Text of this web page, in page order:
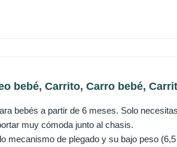
bebé, Carrito, Carro bebé,
bebés a partir de 6 meses. Solo
muy cómoda junto al chasis.
mecanismo de plegado y su bajo peso